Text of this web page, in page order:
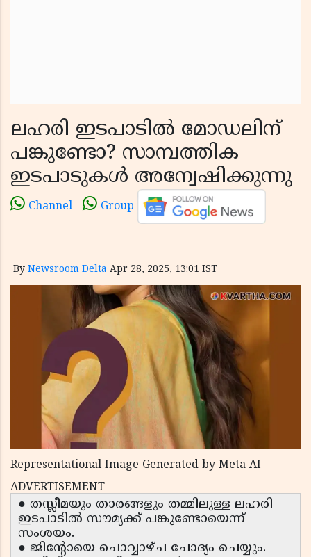
ലഹരി ഇടപാടിൽ മോഡലിന്
പങ്കുണ്ടോ? സാമ്പത്തിക
ഇടപാടുകൾ അന്വേഷിക്കുന്നു
Channel Group
By Newsroom Delta Apr 28, 2025, 13:01 IST
Representational Image Generated by Meta AI
ADVERTISEMENT
● തസ്ലീമയും താരങ്ങളും തമ്മിലുള്ള ലഹരി
ഇടപാടിൽ സൗമ്യക്ക് പങ്കുണ്ടോയെന്ന്
സംശയം.
● ജിന്റോയെ ചൊവ്വാഴ്ച ചോദ്യം ചെയ്യും.